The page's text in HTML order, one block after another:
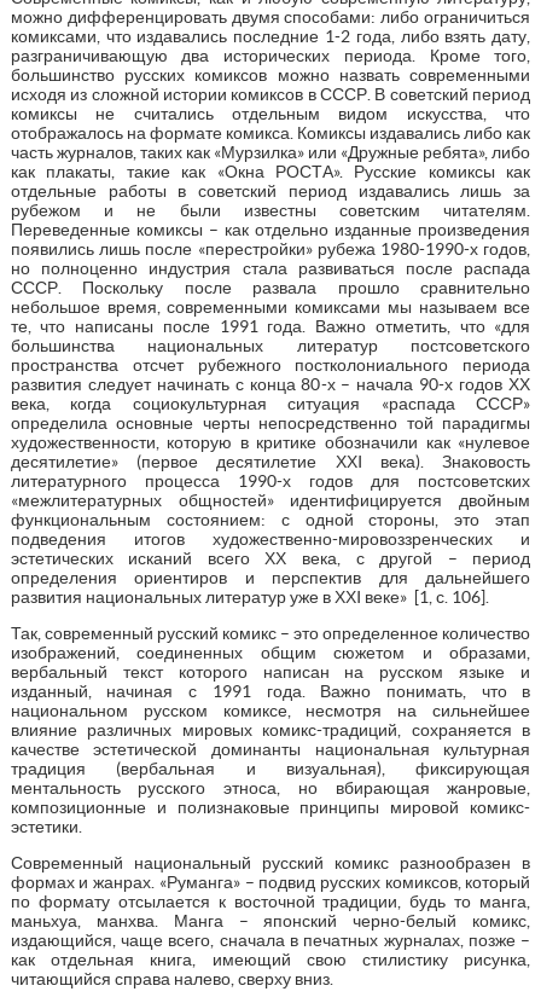
можно дифференцировать двумя способами: либо ограничиться
комиксами, что издавались последние 1-2 года, либо взять дату,
разграничивающую два исторических периода. Кроме того,
большинство русских комиксов можно назвать современными
исходя из сложной истории комиксов в СССР. В советский период
комиксы не считались отдельным видом искусства, что
отображалось на формате комикса. Комиксы издавались либо как
часть журналов, таких как «Мурзилка» или «Дружные ребята», либо
как плакаты, такие как «Окна РОСТА». Русские комиксы как
отдельные работы в советский период издавались лишь за
рубежом и не были известны советским читателям.
Переведенные комиксы – как отдельно изданные произведения
появились лишь после «перестройки» рубежа 1980-1990-х годов,
но полноценно индустрия стала развиваться после распада
СССР. Поскольку после развала прошло сравнительно
небольшое время, современными комиксами мы называем все
те, что написаны после 1991 года. Важно отметить, что «для
большинства национальных литератур постсоветского
пространства отсчет рубежного постколониального периода
развития следует начинать с конца 80-х – начала 90-х годов ХХ
века, когда социокультурная ситуация «распада СССР»
определила основные черты непосредственно той парадигмы
художественности, которую в критике обозначили как «нулевое
десятилетие» (первое десятилетие ХХI века). Знаковость
литературного процесса 1990-х годов для постсоветских
«межлитературных общностей» идентифицируется двойным
функциональным состоянием: с одной стороны, это этап
подведения итогов художественно-мировоззренческих и
эстетических исканий всего ХХ века, с другой – период
определения ориентиров и перспектив для дальнейшего
развития национальных литератур уже в ХХI веке» [1, с. 106].
Так, современный русский комикс – это определенное количество
изображений, соединенных общим сюжетом и образами,
вербальный текст которого написан на русском языке и
изданный, начиная с 1991 года. Важно понимать, что в
национальном русском комиксе, несмотря на сильнейшее
влияние различных мировых комикс-традиций, сохраняется в
качестве эстетической доминанты национальная культурная
традиция (вербальная и визуальная), фиксирующая
ментальность русского этноса, но вбирающая жанровые,
композиционные и полизнаковые принципы мировой комикс-
эстетики.
Современный национальный русский комикс разнообразен в
формах и жанрах. «Руманга» – подвид русских комиксов, который
по формату отсылается к восточной традиции, будь то манга,
маньхуа, манхва. Манга – японский черно-белый комикс,
издающийся, чаще всего, сначала в печатных журналах, позже –
как отдельная книга, имеющий свою стилистику рисунка,
читающийся справа налево, сверху вниз.